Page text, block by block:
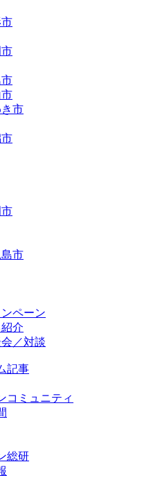
市
市
ペーン
介
／対談
記事
コミュニティ
総研